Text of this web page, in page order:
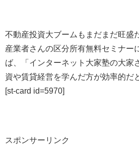
不動産投資大ブームもまだまだ旺盛
産業者さんの区分所有無料セミナー
ば、「インターネット大家塾の大家
資や賃貸経営を学んだ方が効率的だ
[st-card id=5970]
スポンサーリンク